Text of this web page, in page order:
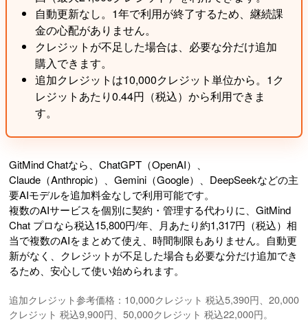
自動更新なし。1年で利用が終了するため、継続課
金の心配がありません。
クレジットが不足した場合は、必要な分だけ追加
購入できます。
追加クレジットは10,000クレジット単位から。1ク
レジットあたり0.44円（税込）から利用できま
す。
GitMind Chatなら、ChatGPT（OpenAI）、
Claude（Anthropic）、Gemini（Google）、DeepSeekなどの主
要AIモデルを追加料金なしで利用可能です。
複数のAIサービスを個別に契約・管理する代わりに、GitMind
Chat プロなら税込15,800円/年、月あたり約1,317円（税込）相
当で複数のAIをまとめて使え、時間制限もありません。自動更
新がなく、クレジットが不足した場合も必要な分だけ追加でき
るため、安心して使い始められます。
追加クレジット参考価格：10,000クレジット 税込5,390円、20,000
クレジット 税込9,900円、50,000クレジット 税込22,000円。